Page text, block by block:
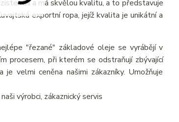
a má skvělou kvalitu, a to představuje
exportní ropa, jejíž kvalita je unikátní a
"řezané" základové oleje se vyrábějí v
procesem, při kterém se odstraňují zbývající
velmi ceněna našimi zákazníky. Umožňuje
výrobci, zákaznický servis